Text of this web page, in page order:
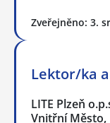
Zveřejněno: 3.
Lektor/ka
LITE Plzeň
Vnitřní Město,